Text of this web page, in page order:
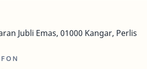
Jubli Emas, 01000 Kangar, Perlis